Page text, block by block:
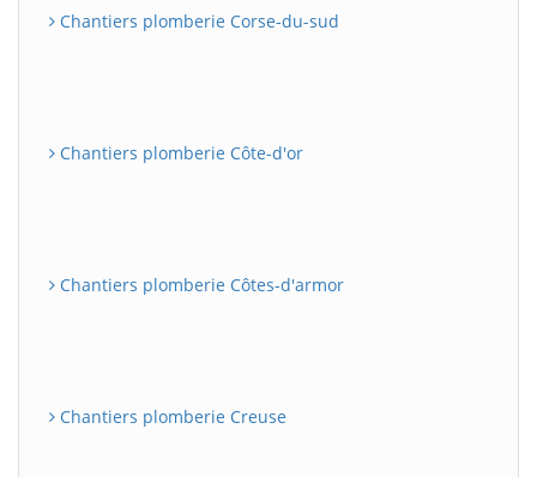
Chantiers plomberie Corse-du-sud
Chantiers plomberie Côte-d'or
Chantiers plomberie Côtes-d'armor
Chantiers plomberie Creuse